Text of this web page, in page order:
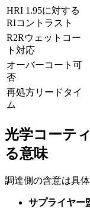
HRI 1.95に対する
RIコントラスト
R2Rウェットコー
ト対応
オーバーコート可
否
再処方リードタイ
ム
光学コーテ
る意味
調達側の含意は具体
サプライヤー